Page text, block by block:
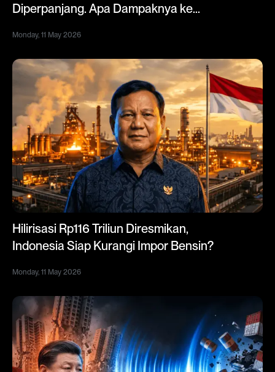
Diperpanjang. Apa Dampaknya ke
Monday, 11 May 2026
Hilirisasi Rp116 Triliun Diresmikan,
Indonesia Siap Kurangi Impor Bensin?
Monday, 11 May 2026